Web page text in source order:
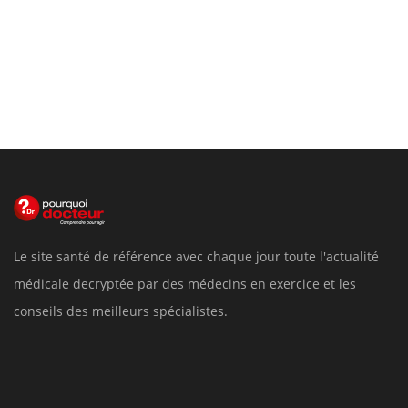
Le site santé de référence avec chaque jour toute l'actualité
médicale decryptée par des médecins en exercice et les
conseils des meilleurs spécialistes.